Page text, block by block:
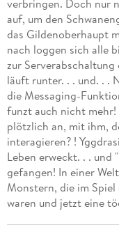
verbringen. Doch nur
auf, um den
das Gildenoberhaupt
nach loggen sich alle
zur
läuft runter. . . und. . .
die Messaging-
funzt auch nicht mehr!
plötzlich an, mit ihm,
interagieren? !
Leben erweckt. . .
gefangen! In einer
Monstern, die im
waren und jetzt eine